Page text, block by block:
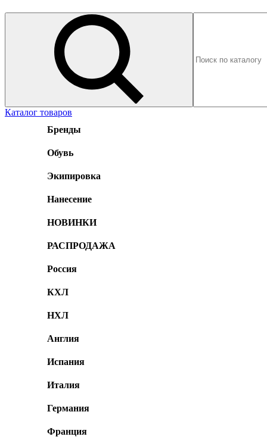
Каталог товаров
Бренды
Обувь
Экипировка
Нанесение
НОВИНКИ
РАСПРОДАЖА
Россия
КХЛ
НХЛ
Англия
Испания
Италия
Германия
Франция